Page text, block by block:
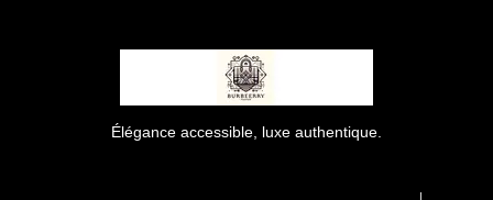
Élégance accessible, luxe authentique.